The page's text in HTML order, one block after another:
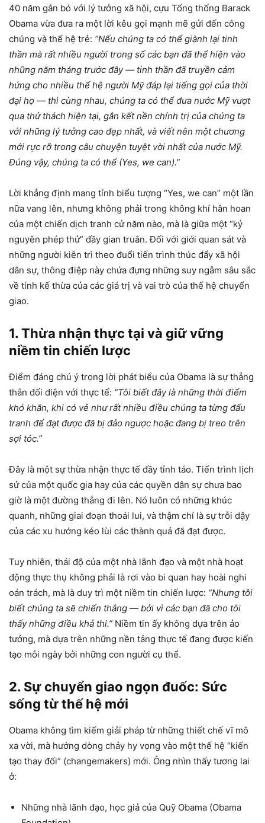
40 năm gắn bó với lý tưởng xã hội, cựu Tổng thống Barack
Obama vừa đưa ra một lời kêu gọi mạnh mẽ gửi đến công
chúng và thế hệ trẻ: “Nếu chúng ta có thể giành lại tinh
thần mà rất nhiều người trong số các bạn đã thể hiện vào
những năm tháng trước đây — tinh thần đã truyền cảm
hứng cho nhiều thế hệ người Mỹ đáp lại tiếng gọi của thời
đại họ — thì cùng nhau, chúng ta có thể đưa nước Mỹ vượt
qua thử thách hiện tại, gắn kết nền chính trị của chúng ta
với những lý tưởng cao đẹp nhất, và viết nên một chương
mới rực rỡ trong câu chuyện tuyệt vời nhất của nước Mỹ.
Đúng vậy, chúng ta có thể (Yes, we can).”
Lời khẳng định mang tính biểu tượng “Yes, we can” một lần
nữa vang lên, nhưng không phải trong không khí hân hoan
của một chiến dịch tranh cử năm nào, mà là giữa một “kỷ
nguyên phép thử” đầy gian truân. Đối với giới quan sát và
những người kiên trì theo đuổi tiến trình thúc đẩy xã hội
dân sự, thông điệp này chứa đựng những suy ngẫm sâu sắc
về tính kế thừa của các giá trị và vai trò của thế hệ chuyển
giao.
1. Thừa nhận thực tại và giữ vững
niềm tin chiến lược
Điểm đáng chú ý trong lời phát biểu của Obama là sự thẳng
thắn đối diện với thực tế: “Tôi biết đây là những thời điểm
khó khăn, khi có vẻ như rất nhiều điều chúng ta từng đấu
tranh để đạt được đã bị đảo ngược hoặc đang bị treo trên
sợi tóc.”
Đây là một sự thừa nhận thực tế đầy tỉnh táo. Tiến trình lịch
sử của một quốc gia hay của các quyền dân sự chưa bao
giờ là một đường thẳng đi lên. Nó luôn có những khúc
quanh, những giai đoạn thoái lui, và thậm chí là sự trỗi dậy
của các xu hướng kéo lùi các thành quả đã đạt được.
Tuy nhiên, thái độ của một nhà lãnh đạo và một nhà hoạt
động thực thụ không phải là rơi vào bi quan hay hoài nghi
oán trách, mà là duy trì một niềm tin chiến lược: “Nhưng tôi
biết chúng ta sẽ chiến thắng — bởi vì các bạn đã cho tôi
thấy những điều khả thi.” Niềm tin ấy không dựa trên ảo
tưởng, mà dựa trên những nền tảng thực tế đang được kiến
tạo mỗi ngày bởi những con người cụ thể.
2. Sự chuyển giao ngọn đuốc: Sức
sống từ thế hệ mới
Obama không tìm kiếm giải pháp từ những thiết chế vĩ mô
xa vời, mà hướng dòng chảy hy vọng vào một thế hệ “kiến
tạo thay đổi” (changemakers) mới. Ông nhìn thấy tương lai
ở:
Những nhà lãnh đạo, học giả của Quỹ Obama (Obama